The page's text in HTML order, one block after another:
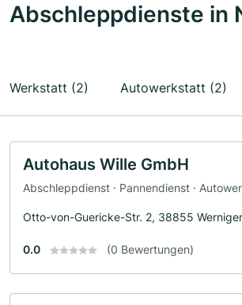
Abschleppdienste in
Werkstatt (2) Autowerkstatt (2)
Autohaus Wille GmbH
Abschleppdienst · Pannendienst ·
Otto-von-Guericke-Str. 2, 38855
0.0 (0 Bewertungen)